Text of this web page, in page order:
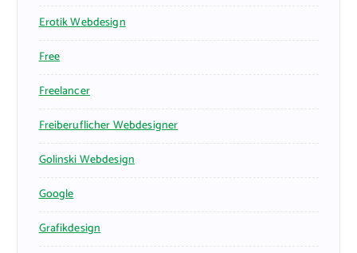
Erotik Webdesign
Free
Freelancer
Freiberuflicher Webdesigner
Golinski Webdesign
Google
Grafikdesign